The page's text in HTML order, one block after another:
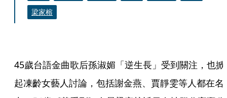
梁家榕
45歲台語金曲歌后孫淑媚「逆生長」受到關注，也掀
起凍齡女藝人討論，包括謝金燕、賈靜雯等人都在名